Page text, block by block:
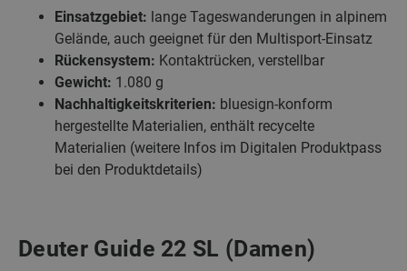
Einsatzgebiet: lange Tageswanderungen in alpinem
Gelände, auch geeignet für den Multisport-Einsatz
Rückensystem: Kontaktrücken, verstellbar
Gewicht: 1.080 g
Nachhaltigkeitskriterien: bluesign-konform
hergestellte Materialien, enthält recycelte
Materialien (weitere Infos im Digitalen Produktpass
bei den Produktdetails)
Deuter Guide 22 SL (Damen)